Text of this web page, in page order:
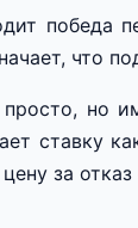
победа
что
но
ставку
за